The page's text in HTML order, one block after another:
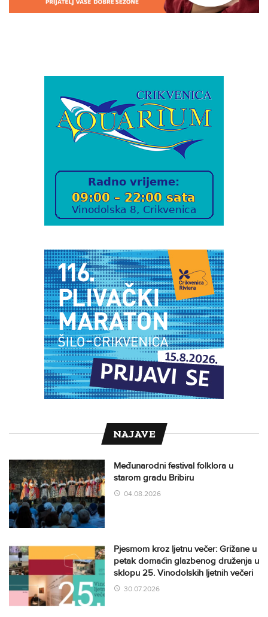
NAJAVE
Međunarodni festival folklora u
starom gradu Bribiru
04.08.2026
Pjesmom kroz ljetnu večer: Grižane u
petak domaćin glazbenog druženja u
sklopu 25. Vinodolskih ljetnih večeri
30.07.2026